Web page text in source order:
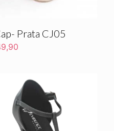
Prata CJ05